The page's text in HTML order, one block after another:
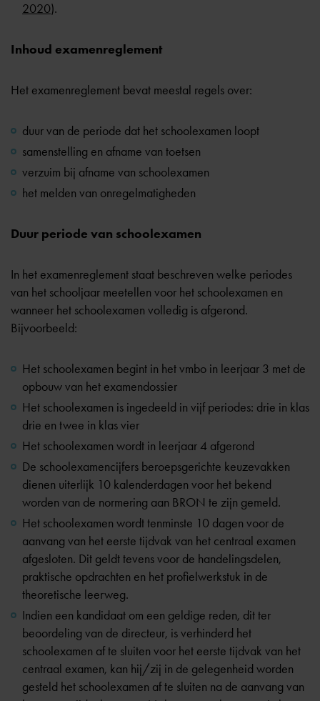
2020).
Inhoud examenreglement
Het examenreglement bevat meestal regels over:
duur van de periode dat het schoolexamen loopt
samenstelling en afname van toetsen
verzuim bij afname van schoolexamen
het melden van onregelmatigheden
Duur periode van schoolexamen
In het examenreglement staat beschreven welke periodes
van het schooljaar meetellen voor het schoolexamen en
wanneer het schoolexamen volledig is afgerond.
Bijvoorbeeld:
Het schoolexamen begint in het vmbo in leerjaar 3 met de
opbouw van het examendossier
Het schoolexamen is ingedeeld in vijf periodes: drie in klas
drie en twee in klas vier
Het schoolexamen wordt in leerjaar 4 afgerond
De schoolexamencijfers beroepsgerichte keuzevakken
dienen uiterlijk 10 kalenderdagen voor het bekend
worden van de normering aan BRON te zijn gemeld.
Het schoolexamen wordt tenminste 10 dagen voor de
aanvang van het eerste tijdvak van het centraal examen
afgesloten. Dit geldt tevens voor de handelingsdelen,
praktische opdrachten en het profielwerkstuk in de
theoretische leerweg.
Indien een kandidaat om een geldige reden, dit ter
beoordeling van de directeur, is verhinderd het
schoolexamen af te sluiten voor het eerste tijdvak van het
centraal examen, kan hij/zij in de gelegenheid worden
gesteld het schoolexamen af te sluiten na de aanvang van